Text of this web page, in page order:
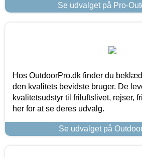
Se udvalget på Pro-
Hos OutdoorPro.dk finder du
den kvalitets bevidste bruger. De
kvalitetsudstyr til friluftslivet, rejser,
her for at se deres udvalg.
Se udvalget på